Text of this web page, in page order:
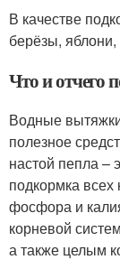
В качестве
берёзы,
Что и отчего
Водные
полезное
настой пепла –
подкормка всех
фосфора и
корневой
а также целым